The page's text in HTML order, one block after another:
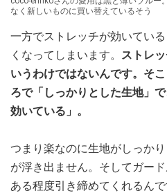
なく新しいものに買い替えているそう
一方でストレッチが効いてい
くなってしまいます。 ストレ
いうわけではないんです。そ
ろで「しっかりとした生地」
効いている」。
つまり楽なのに生地がしっか
が浮き出ません。そしてガー
ある程度引き締めてくれるん